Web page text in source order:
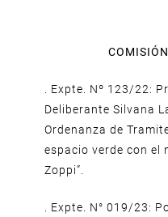
. Expte. Nº 123/22:
Deliberante Silvana
Ordenanza de
espacio verde con el
Zoppi”.
. Expte. N° 019/23: